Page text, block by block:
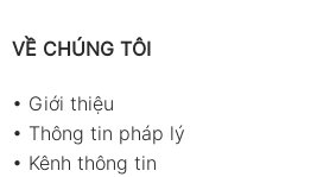
VỀ CHÚNG TÔI
• Giới thiệu
• Thông tin pháp lý
• Kênh thông tin